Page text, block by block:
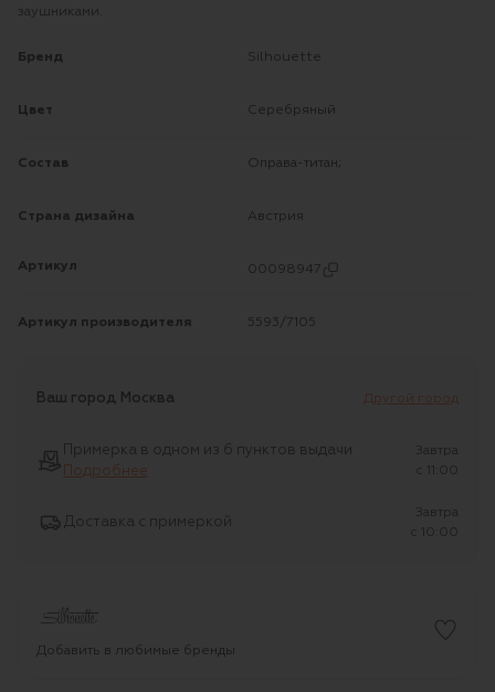
заушниками.
Бренд Silhouette
Цвет Серебряный
Состав Оправа-титан;
Страна дизайна Австрия
Артикул 00098947
Артикул производителя 5593/7105
Ваш город Москва Другой город
Примерка в одном из 6 пунктов выдачи
Подробнее
Завтра
c 11:00
Доставка с примеркой
Завтра
c 10:00
Добавить в любимые бренды